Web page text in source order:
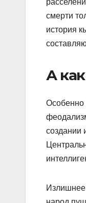
смерти
история
А
Особенно
создании
Излишнее